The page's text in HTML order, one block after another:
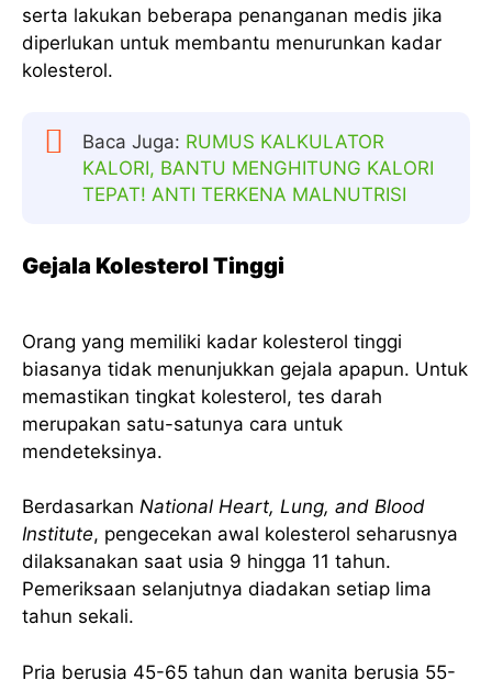
serta lakukan beberapa penanganan medis jika
diperlukan untuk membantu menurunkan kadar
kolesterol.
Baca Juga: RUMUS KALKULATOR
KALORI, BANTU MENGHITUNG KALORI
TEPAT! ANTI TERKENA MALNUTRISI
Gejala Kolesterol Tinggi
Orang yang memiliki kadar kolesterol tinggi
biasanya tidak menunjukkan gejala apapun. Untuk
memastikan tingkat kolesterol, tes darah
merupakan satu-satunya cara untuk
mendeteksinya.
Berdasarkan National Heart, Lung, and Blood
Institute, pengecekan awal kolesterol seharusnya
dilaksanakan saat usia 9 hingga 11 tahun.
Pemeriksaan selanjutnya diadakan setiap lima
tahun sekali.
Pria berusia 45-65 tahun dan wanita berusia 55-